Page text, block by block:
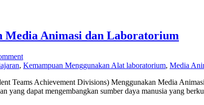
Media Animasi dan Laboratorium
, Kemampuan Menggunakan Alat laboratorium, Media
Teams Achievement Divisions) Menggunakan Media
yang dapat mengembangkan sumber daya manusia yang